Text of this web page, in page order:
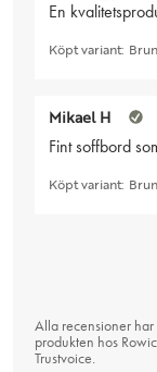
En
Köpt variant: Brun
Mikael H
Fint soffbord
Köpt variant: Brun
Alla recensioner
produkten hos
Trustvoice.